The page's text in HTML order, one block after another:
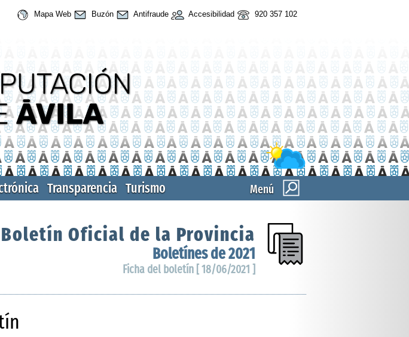
Mapa Web Buzón Antifraude Accesibilidad 920 357 102
Menú
Transparencia Turismo
Boletín Oficial de la Provincia
Boletínes de 2021
Ficha del boletín [ 18/06/2021 ]